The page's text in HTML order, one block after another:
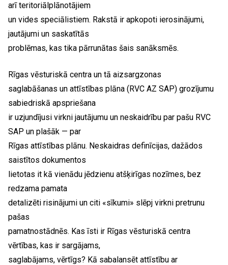
arī teritoriālplānotājiem
un vides speciālistiem. Rakstā ir apkopoti ierosinājumi,
jautājumi un saskatītās
problēmas, kas tika pārrunātas šais sanāksmēs.
Rīgas vēsturiskā centra un tā aizsargzonas
saglabāšanas un attīstības plāna (RVC AZ SAP) grozījumu
sabiedriskā apspriešana
ir uzjundījusi virkni jautājumu un neskaidrību par pašu RVC
SAP un plašāk — par
Rīgas attīstības plānu. Neskaidras definīcijas, dažādos
saistītos dokumentos
lietotas it kā vienādu jēdzienu atšķirīgas nozīmes, bez
redzama pamata
detalizēti risinājumi un citi «sīkumi» slēpj virkni pretrunu
pašas
pamatnostādnēs. Kas īsti ir Rīgas vēsturiskā centra
vērtības, kas ir sargājams,
saglabājams, vērtīgs? Kā sabalansēt attīstību ar